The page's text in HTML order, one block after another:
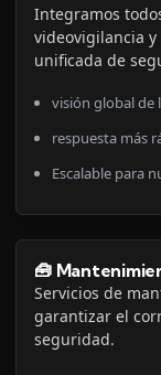
Integramos
videovigilancia
unificada de
visión global de
respuesta más
Escalable para
🧰
Servicios de
garantizar el
seguridad.